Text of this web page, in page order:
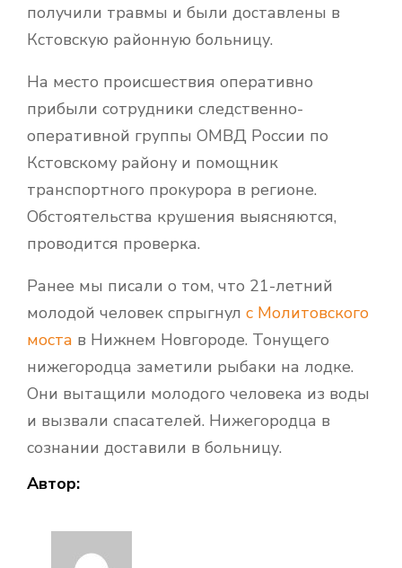
получили травмы и были доставлены в
Кстовскую районную больницу.
На место происшествия оперативно
прибыли сотрудники следственно-
оперативной группы ОМВД России по
Кстовскому району и помощник
транспортного прокурора в регионе.
Обстоятельства крушения выясняются,
проводится проверка.
Ранее мы писали о том, что 21-летний
молодой человек спрыгнул с Молитовского
моста в Нижнем Новгороде. Тонущего
нижегородца заметили рыбаки на лодке.
Они вытащили молодого человека из воды
и вызвали спасателей. Нижегородца в
сознании доставили в больницу.
Автор: